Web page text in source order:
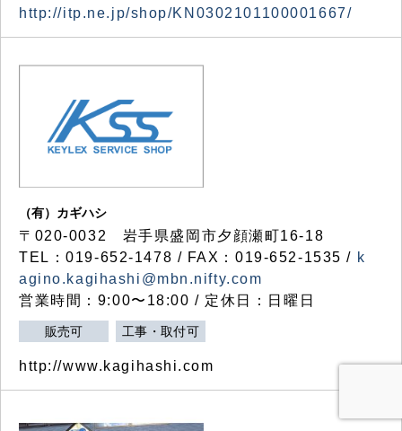
http://itp.ne.jp/shop/KN0302101100001667/
（有）カギハシ
〒020-0032 岩手県盛岡市夕顔瀬町16-18
TEL：019-652-1478 / FAX：019-652-1535 / k
agino.kagihashi@mbn.nifty.com
営業時間：9:00〜18:00 / 定休日：日曜日
販売可 工事・取付可
http://www.kagihashi.com